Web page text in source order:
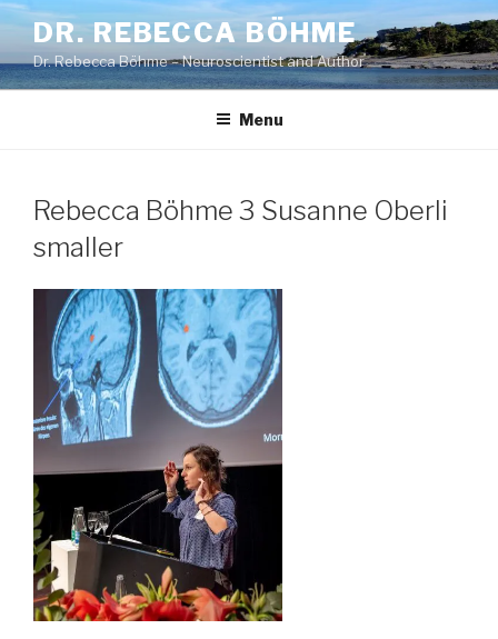
Skip
content
DR. REBECCA BÖHME
Dr. Rebecca Böhme – Neuroscientist and Author
Menu
Rebecca Böhme 3 Susanne Oberli
smaller